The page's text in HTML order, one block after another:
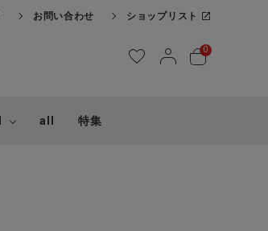
お問い合わせ ショップリスト
0
all 特集